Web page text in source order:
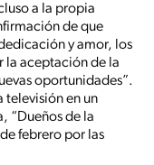
a la propia
de que
y amor, los
la aceptación de la
oportunidades”.
televisión en un
“Dueños de la
febrero por las